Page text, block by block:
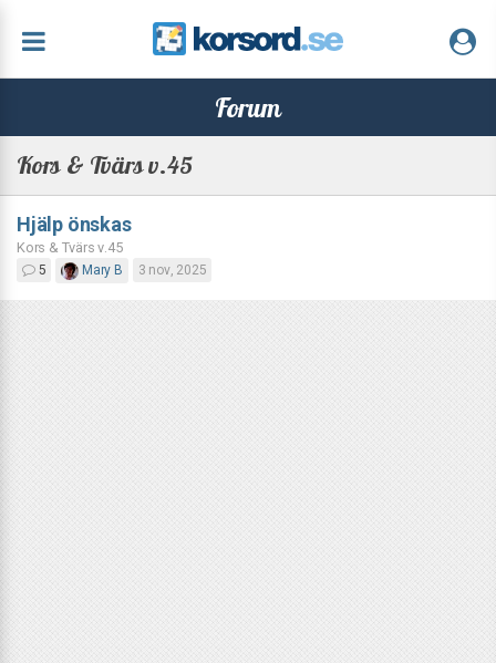
Forum
Kors & Tvärs v.45
Hjälp önskas
Kors & Tvärs v.45
5 Mary B 3 nov, 2025